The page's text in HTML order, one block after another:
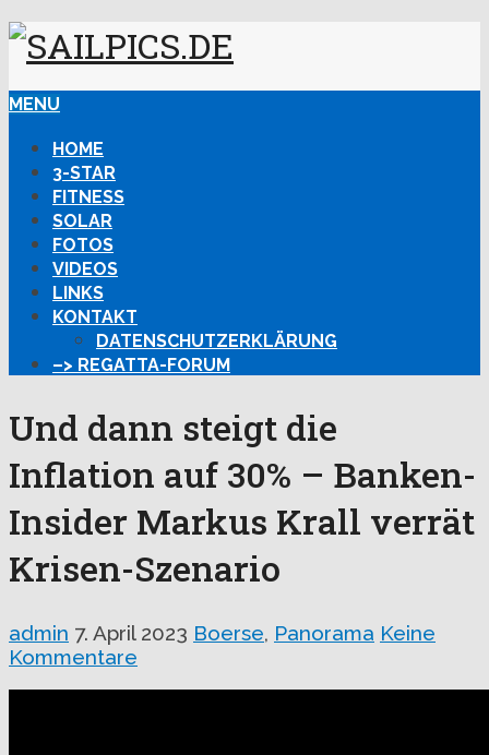
MENU
HOME
3-STAR
FITNESS
SOLAR
FOTOS
VIDEOS
LINKS
KONTAKT
DATENSCHUTZERKLÄRUNG
–> REGATTA-FORUM
Und dann steigt die
Inflation auf 30% – Banken-
Insider Markus Krall verrät
Krisen-Szenario
admin 7. April 2023 Boerse, Panorama Keine
Kommentare